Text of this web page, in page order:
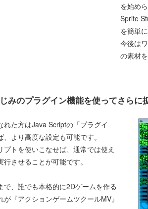
を始め
Sprite
を簡単
今後は
の素材
みのプラグイン機能を使ってさらに
れた方はJava Scriptの「プラグイ
より高度な設定も可能です。
プトを使いこなせば、通常では使え
させることが可能です。
で、誰でも本格的に2Dゲームを作る
『アクションゲームツクールMV』